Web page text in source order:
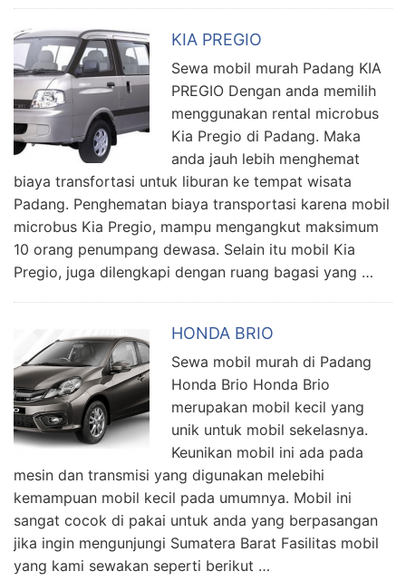
KIA PREGIO
Sewa mobil murah Padang KIA
PREGIO Dengan anda memilih
menggunakan rental microbus
Kia Pregio di Padang. Maka
anda jauh lebih menghemat
biaya transfortasi untuk liburan ke tempat wisata
Padang. Penghematan biaya transportasi karena mobil
microbus Kia Pregio, mampu mengangkut maksimum
10 orang penumpang dewasa. Selain itu mobil Kia
Pregio, juga dilengkapi dengan ruang bagasi yang …
HONDA BRIO
Sewa mobil murah di Padang
Honda Brio Honda Brio
merupakan mobil kecil yang
unik untuk mobil sekelasnya.
Keunikan mobil ini ada pada
mesin dan transmisi yang digunakan melebihi
kemampuan mobil kecil pada umumnya. Mobil ini
sangat cocok di pakai untuk anda yang berpasangan
jika ingin mengunjungi Sumatera Barat Fasilitas mobil
yang kami sewakan seperti berikut …